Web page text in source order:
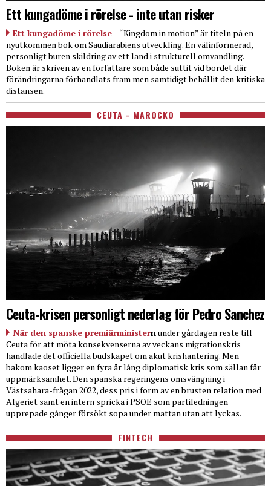
Ett kungadöme i rörelse - inte utan risker
Ett kungadöme i rörelse– “Kingdom in motion” är titeln på en
nyutkommen bok om Saudiarabiens utveckling. En välinformerad,
personligt buren skildring av ett land i strukturell omvandling.
Boken är skriven av en författare som både suttit vid bordet där
förändringarna förhandlats fram men samtidigt behållit den kritiska
distansen.
CEUTA - MAROCKO
Ceuta-krisen personligt nederlag för Pedro Sanchez
När den spanske premiärministernunder gårdagen reste till
Ceuta för att möta konsekvenserna av veckans migrationskris
handlade det officiella budskapet om akut krishantering. Men
bakom kaoset ligger en fyra år lång diplomatisk kris som sällan får
uppmärksamhet. Den spanska regeringens omsvängning i
Västsahara-frågan 2022, dess pris i form av en brusten relation med
Algeriet samt en intern spricka i PSOE som partiledningen
upprepade gånger försökt sopa under mattan utan att lyckas.
FINTECH